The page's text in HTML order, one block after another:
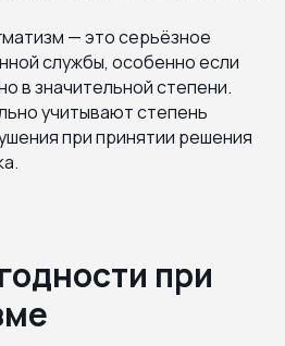
— это серьёзное
службы, особенно если
в значительной степени.
учитывают степень
при принятии решения
при